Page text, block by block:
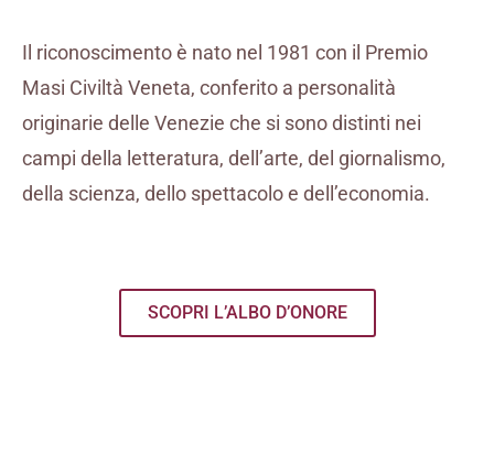
Il riconoscimento è nato nel 1981 con il Premio
Masi Civiltà Veneta, conferito a personalità
originarie delle Venezie che si sono distinti nei
campi della letteratura, dell’arte, del giornalismo,
della scienza, dello spettacolo e dell’economia.
SCOPRI L’ALBO D’ONORE